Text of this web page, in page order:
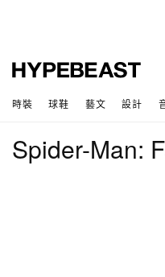
時裝 球鞋 藝文 設計
Spider-Man: